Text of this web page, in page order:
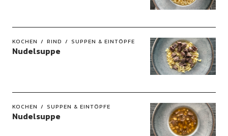
KOCHEN RIND SUPPEN & EINTÖPFE
Nudelsuppe
KOCHEN SUPPEN & EINTÖPFE
Nudelsuppe